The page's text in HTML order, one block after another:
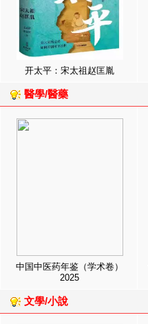
开太平：宋太祖赵匡胤
醫學/醫藥
中国中医药年鉴（学术卷）
2025
文學/小說